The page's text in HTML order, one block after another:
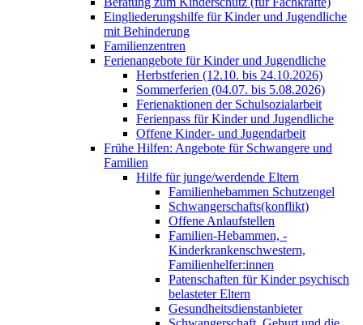
Eingliederungshilfe für Kinder und Jugendliche
mit Behinderung
Familienzentren
Ferienangebote für Kinder und Jugendliche
Herbstferien (12.10. bis 24.10.2026)
Sommerferien (04.07. bis 5.08.2026)
Ferienaktionen der Schulsozialarbeit
Ferienpass für Kinder und Jugendliche
Offene Kinder- und Jugendarbeit
Frühe Hilfen: Angebote für Schwangere und
Familien
Hilfe für junge/werdende Eltern
Familienhebammen Schutzengel
Schwangerschafts(konflikt)
Offene Anlaufstellen
Familien-Hebammen, -
Kinderkrankenschwestern,
Familienhelfer:innen
Patenschaften für Kinder psychisch
belasteter Eltern
Gesundheitsdienstanbieter